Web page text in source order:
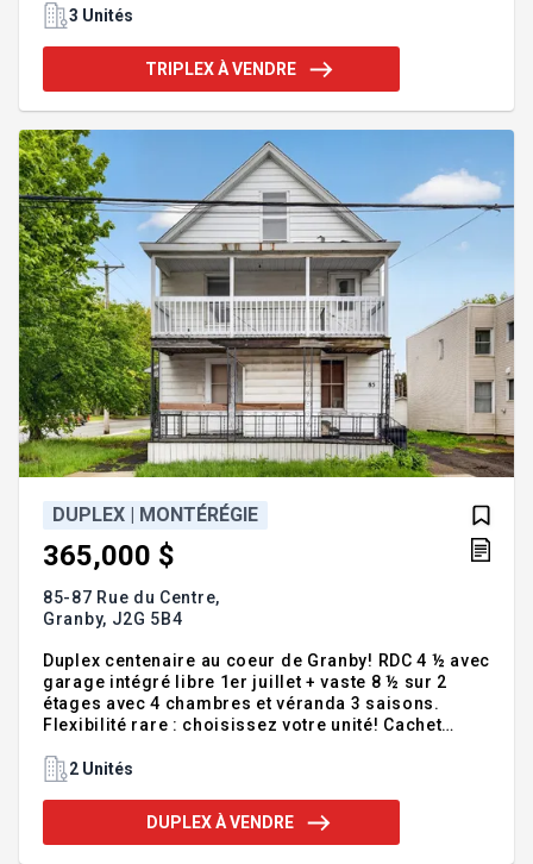
chaussée, dont un libre, convertible en un ou
lumineux, cachet d'origine avec brique et bois. Et
pour les curieux: une voûte sécuritaire tempérée,
garage ou espace de votre choix. Contactez-moi
dès
3 Unités
TRIPLEX À VENDRE
DUPLEX | MONTÉRÉGIE
365,000 $
85-87 Rue du Centre,
Granby, J2G 5B4
Duplex centenaire au coeur de Granby! RDC 4 ½ avec
garage intégré libre 1er juillet + vaste 8 ½ sur 2
étages avec 4 chambres et véranda 3 saisons.
Flexibilité rare : choisissez votre unité! Cachet
Planchers refaits au RDC + électricité
les 2 logements. Emplacement AAA à proximité du
cégep, écoles, hôpital, parc, piste cyclable, centre-
2 Unités
DUPLEX À VENDRE